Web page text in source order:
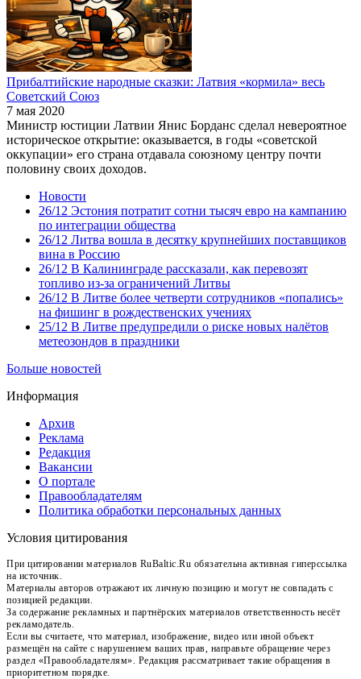
Прибалтийские народные сказки: Латвия «кормила» весь
Советский Союз
7 мая 2020
Министр юстиции Латвии Янис Борданс сделал невероятное
историческое открытие: оказывается, в годы «советской
оккупации» его страна отдавала союзному центру почти
половину своих доходов.
Новости
26/12 Эстония потратит сотни тысяч евро на кампанию
по интеграции общества
26/12 Литва вошла в десятку крупнейших поставщиков
вина в Россию
26/12 В Калининграде рассказали, как перевозят
топливо из-за ограничений Литвы
26/12 В Литве более четверти сотрудников «попались»
на фишинг в рождественских учениях
25/12 В Литве предупредили о риске новых налётов
метеозондов в праздники
Больше новостей
Информация
Архив
Реклама
Редакция
Вакансии
О портале
Правообладателям
Политика обработки персональных данных
Условия цитирования
При цитировании материалов RuBaltic.Ru обязательна активная гиперссылка
на источник.
Материалы авторов отражают их личную позицию и могут не совпадать с
позицией редакции.
За содержание рекламных и партнёрских материалов ответственность несёт
рекламодатель.
Если вы считаете, что материал, изображение, видео или иной объект
размещён на сайте с нарушением ваших прав, направьте обращение через
раздел «Правообладателям». Редакция рассматривает такие обращения в
приоритетном порядке.